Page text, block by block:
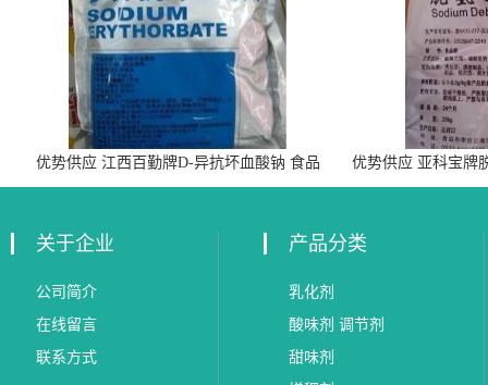
优势供应 江西百勤牌D-异抗坏血酸钠 食品
级抗氧化剂
优势供应 亚科宝牌
关于企业
公司简介
在线留言
联系方式
产品分类
乳化剂
酸味剂 调节剂
甜味剂